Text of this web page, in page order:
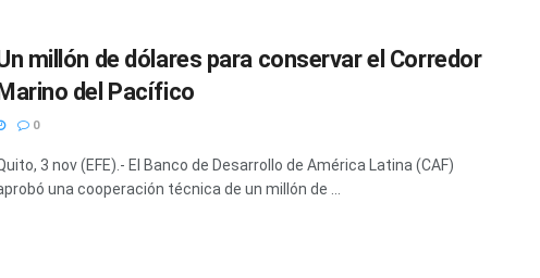
millón de dólares para conservar el Corredor
del Pacífico
0
3 nov (EFE).- El Banco de Desarrollo de América Latina (CAF)
una cooperación técnica de un millón de ...